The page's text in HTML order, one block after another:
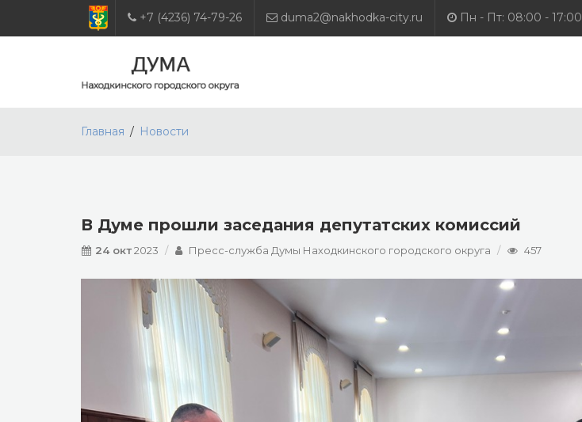
+7 (4236) 74-79-26 duma2@nakhodka-city.ru Пн - Пт: 08:00 - 17:00
Главная Новости
В Думе прошли заседания депутатских комиссий
24 окт2023 Пресс-служба Думы Находкинского городского округа 457